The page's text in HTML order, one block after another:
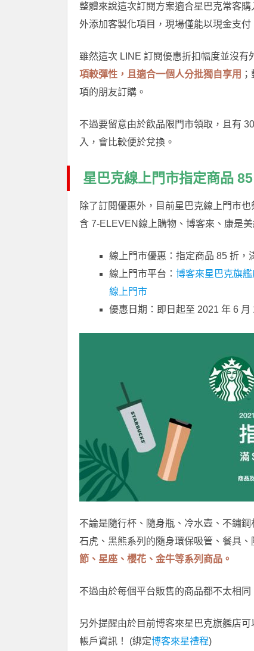
整體來說這次訂閱方案適合星巴克常客
外添加客製化項目，現場僅能以現金支
雖然這次 LINE 訂閱優惠折扣幅度並沒
項較彈性，且適合一個人分批獨自享用
項的朋友訂購。
不過要留意由於飲品限門市領取，且有
入，會比較便於兌換。
星巴克線上門市指定商品
除了訂閱優惠外，目前星巴克線上門市也
含 7-ELEVEN線上購物、博客來、康是
線上門市優惠：指定商品 85 折，
線上門市平台： 博客來星巴克旗艦
線上門市
優惠日期：即日起至 2021 年 6 月
不論是隨行杯、隨身瓶、冷水壺、不鏽
石虎、黑熊系列的隨身環保吸管、餐具
節、星座、櫻花、金牛等系列商品。
不過由於每個平台販售的商品都不太相
另外提醒由於目前博客來星巴克旗艦店
帳戶資訊！ (綁定博客來星禮程)